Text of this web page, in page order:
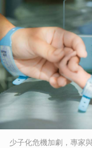
少子化危機加劇，專家